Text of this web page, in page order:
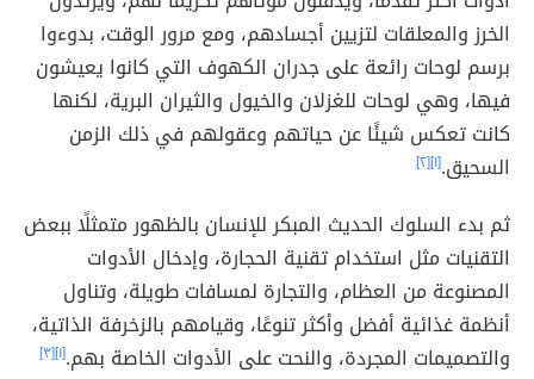
الخرز والمعلقات لتزيين أجسادهم، ومع مرور الوقت، بدوءوا
برسم لوحات رائعة على جدران الكهوف التي كانوا يعيشون
فيها، وهي لوحات للغزلان والخيول والثيران البرية، لكنها
كانت تعكس شيئًا عن حياتهم وعقولهم في ذلك الزمن
السحيق.[١] [٢]
ثم بدء السلوك الحديث المبكر للإنسان بالظهور متمثلًا ببعض
التقنيات مثل استخدام تقنية الحجارة، وإدخال الأدوات
المصنوعة من العظام، والتجارة لمسافات طويلة، وتناول
أنظمة غذائية أفضل وأكثر تنوعًا، وقيامهم بالزخرفة الذاتية،
والتصميمات المجردة، والنحت على الأدوات الخاصة بهم.[١] [٣]